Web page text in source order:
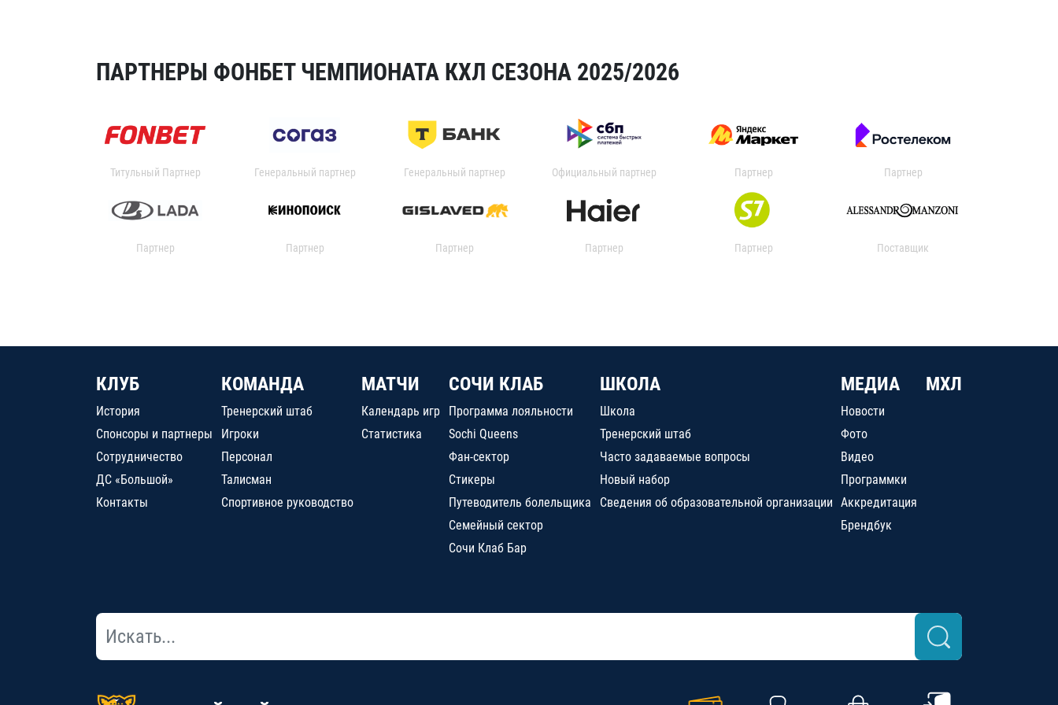
ПАРТНЕРЫ ФОНБЕТ ЧЕМПИОНАТА КХЛ СЕЗОНА 2025/2026
Титульный Партнер Генеральный партнер Генеральный партнер Официальный партнер Партнер Партнер
Партнер Партнер Партнер Партнер Партнер Поставщик
КЛУБ
История
Спонсоры и партнеры
Сотрудничество
ДС «Большой»
Контакты
КОМАНДА
Тренерский штаб
Игроки
Персонал
Талисман
Спортивное руководство
МАТЧИ
Календарь игр
Статистика
СОЧИ КЛАБ
Программа лояльности
Sochi Queens
Фан-сектор
Стикеры
Путеводитель болельщика
Семейный сектор
Сочи Клаб Бар
ШКОЛА
Школа
Тренерский штаб
Часто задаваемые вопросы
Новый набор
Сведения об образовательной организации
МЕДИА
Новости
Фото
Видео
Программки
Аккредитация
Брендбук
МХЛ